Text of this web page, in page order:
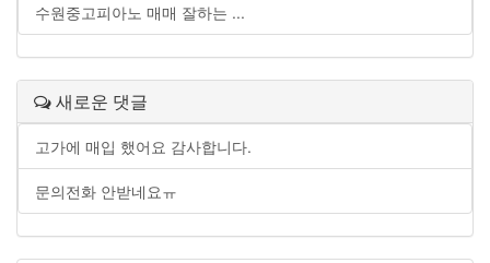
수원중고피아노 매매 잘하는 ...
새로운 댓글
고가에 매입 했어요 감사합니다.
문의전화 안받네요ㅠ